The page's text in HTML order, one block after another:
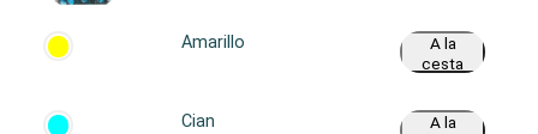
Amarillo
A la
cesta
Cian
A la